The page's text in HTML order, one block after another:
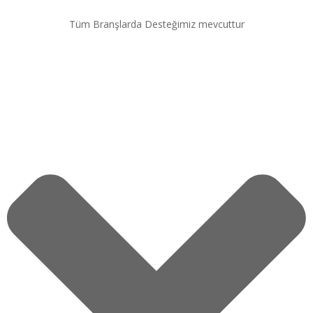
Tüm Branşlarda Desteğimiz mevcuttur